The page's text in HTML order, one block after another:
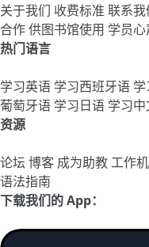
关于我们 收费标准 联系我
合作供图书馆使用 学员心
热门语言
学习英语 学习西班牙语
葡萄牙语 学习日语 学习
资源
论坛 博客 成为助教工作
语法指南
下载我们的 App：